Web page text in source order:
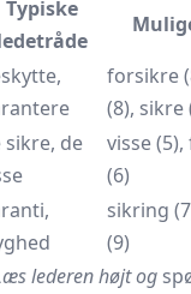
Typiske
forsikre
(8), sikre
sikre, de
visse
(6)
sikring
(9)
lederen højt og